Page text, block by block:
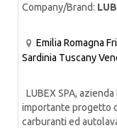
Company/Brand:
Emilia Romagna
Sardinia Tuscany
LUBEX SPA,
importante progetto
carburanti ed